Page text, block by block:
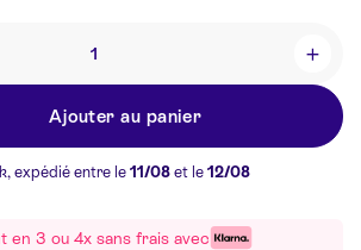
+
Ajouter au panier
expédié entre le 11/08 et le 12/08
en 3 ou 4x sans frais avec